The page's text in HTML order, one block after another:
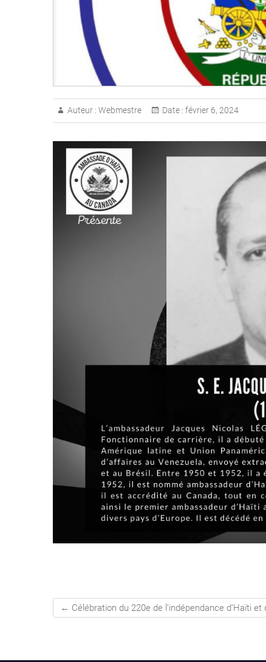
Auteur : Webmestre Date : février 6, 2024
← Célébration du 220e de l’indépendance d’Haïti